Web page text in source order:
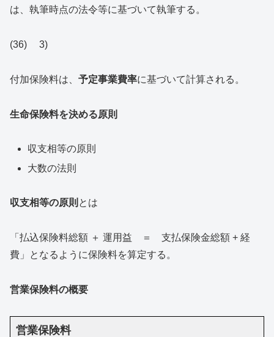
は、執筆時点の法令等に基づいて執筆する。
(36) 3)
付加保険料は、 予定事業費率に基づいて計算される。
生命保険料を決める原則
収支相等の原則
大数の法則
収支相等の原則 とは
「払込保険料総額 ＋ 運用益 ＝ 支払保険金総額 + 経
費」となるように保険料を算定する。
営業保険料の概要
営業保険料